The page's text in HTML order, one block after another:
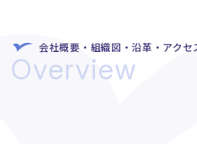
会社概要・組織図・沿革・アクセ
Overview